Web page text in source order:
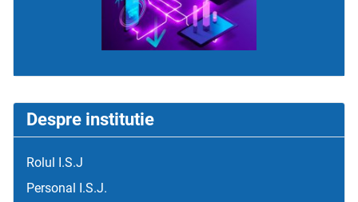
Despre institutie
Rolul I.S.J
Personal I.S.J.